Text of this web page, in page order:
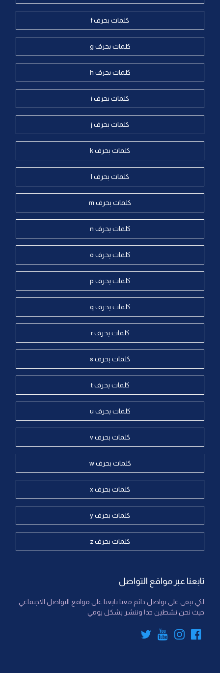
كلمات بحرف f
كلمات بحرف g
كلمات بحرف h
كلمات بحرف i
كلمات بحرف j
كلمات بحرف k
كلمات بحرف l
كلمات بحرف m
كلمات بحرف n
كلمات بحرف o
كلمات بحرف p
كلمات بحرف q
كلمات بحرف r
كلمات بحرف s
كلمات بحرف t
كلمات بحرف u
كلمات بحرف v
كلمات بحرف w
كلمات بحرف x
كلمات بحرف y
كلمات بحرف z
تابعنا عبر مواقع التواصل
لكي تبقى على تواصل دائم معنا تابعنا على مواقع التواصل الاجتماعي
حيث نحن نشطين جدا وننشر بشكل يومي